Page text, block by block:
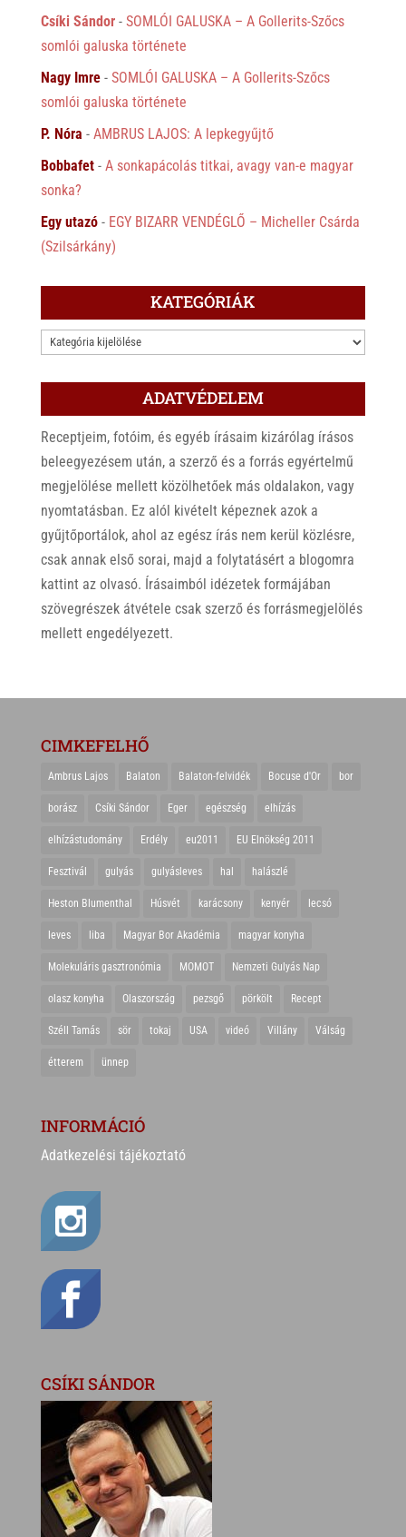
Csíki Sándor- SOMLÓI GALUSKA – A Gollerits-Szőcs
somlói galuska története
Nagy Imre- SOMLÓI GALUSKA – A Gollerits-Szőcs
somlói galuska története
P. Nóra - AMBRUS LAJOS: A lepkegyűjtő
Bobbafet- A sonkapácolás titkai, avagy van-e magyar
sonka?
Egy utazó- EGY BIZARR VENDÉGLŐ – Micheller Csárda
(Szilsárkány)
KATEGÓRIÁK
KATEGÓRIÁK
ADATVÉDELEM
Receptjeim, fotóim, és egyéb írásaim kizárólag írásos
beleegyezésem után, a szerző és a forrás egyértelmű
megjelölése mellett közölhetőek más oldalakon, vagy
nyomtatásban. Ez alól kivételt képeznek azok a
gyűjtőportálok, ahol az egész írás nem kerül közlésre,
csak annak első sorai, majd a folytatásért a blogomra
kattint az olvasó. Írásaimból idézetek formájában
szövegrészek átvétele csak szerző és forrásmegjelölés
mellett engedélyezett.
CIMKEFELHŐ
Ambrus Lajos Balaton Balaton-felvidék Bocuse d'Or bor
borász Csíki Sándor Eger egészség elhízás
elhízástudomány Erdély eu2011 EU Elnökség 2011
Fesztivál gulyás gulyásleves hal halászlé
Heston Blumenthal Húsvét karácsony kenyér lecsó
leves liba Magyar Bor Akadémia magyar konyha
Molekuláris gasztronómia MOMOT Nemzeti Gulyás Nap
olasz konyha Olaszország pezsgő pörkölt Recept
Széll Tamás sör tokaj USA videó Villány Válság
étterem ünnep
INFORMÁCIÓ
Adatkezelési tájékoztató
CSÍKI SÁNDOR